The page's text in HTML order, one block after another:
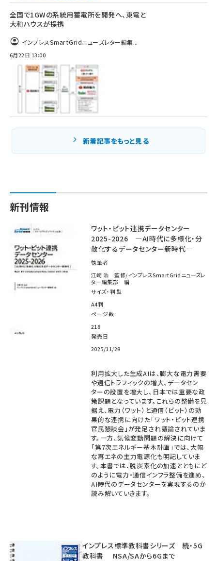
全国で1GWの系統用蓄電所を開発へ、東電と
大和ハウスが提携
インプレスSmartGridニューズレター編集...
6月22日 13:00
新着記事をもっと見る
新刊情報
ワット・ビット連携データセンター
2025-2026 ―AI時代に多様化・分
散化するデータセンター新時代―
執筆者
江崎 浩 監修/インプレスSmartGridニューズレ
ター編集部 編
サイズ・判型
A4判
ページ数
218
発売日
2025/11/28
利用拡大した生成AIは、膨大な電力需要
や通信トラフィックの増大、データセン
ターの設置を増大し、日本では重要な政
策課題となっています。これらの整備を見
据え、電力（ワット）と通信（ビット）の効
果的な連携に向けた「ワット・ビット連携
官民懇談会」が発足され議論されていま
す。一方、気候変動問題の解決に向けて
「第7次エネルギー基本計画」では、大幅
な再エネの主力電源化も明記していま
す。本書では、脱炭素化の加速とともにど
のように電力・通信インフラ整備を進め、
AI時代のデータセンターを実現するのか
読み解いていきます。
インプレス標準教科書シリーズ 続・5G
教科書 NSA/SAから6Gまで